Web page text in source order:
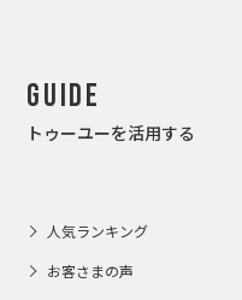
Guide
トゥーユーを活用する
人気ランキング
お客さまの声